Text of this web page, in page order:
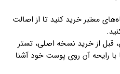
معتبر خرید کنید تا از اصالت
قبل از خرید نسخه اصلی، تستر
با رایحه آن روی پوست خود آشنا